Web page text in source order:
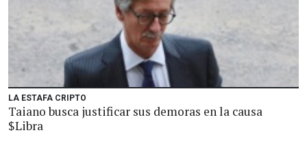
LA ESTAFA CRIPTO
Taiano busca justificar sus demoras en la causa
$Libra